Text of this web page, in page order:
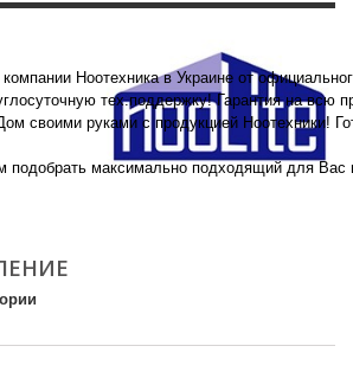
Ноотехника в Украине от
тех.поддержку! Гарантия на всю
своими руками с продукцией Ноотехники!
подобрать максимально подходящий для Вас